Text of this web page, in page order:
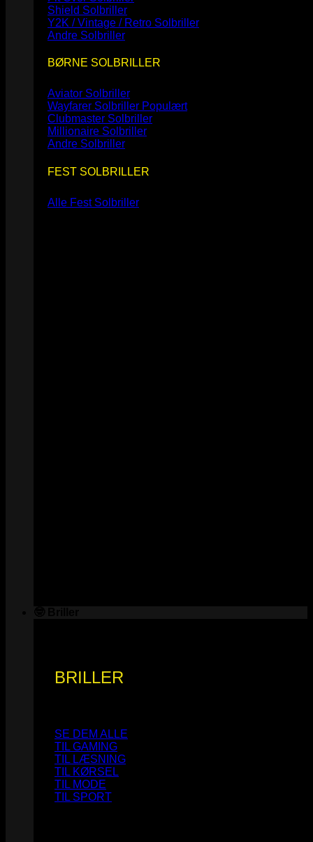
Shield Solbriller
Y2K / Vintage / Retro Solbriller
Andre Solbriller
BØRNE SOLBRILLER
Aviator Solbriller
Wayfarer Solbriller
Clubmaster Solbriller
Millionaire Solbriller
Andre Solbriller
FEST SOLBRILLER
Alle Fest Solbriller
BRILLER
SE DEM ALLE
TIL GAMING
TIL LÆSNING
TIL KØRSEL
TIL MODE
TIL SPORT